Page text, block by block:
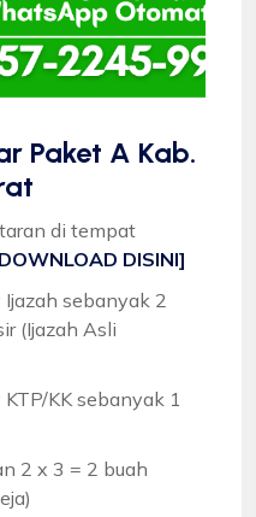
Paket A Kab.
di tempat
DISINI]
sebanyak 2
(Ijazah Asli
KK sebanyak 1
2 x 3 = 2 buah